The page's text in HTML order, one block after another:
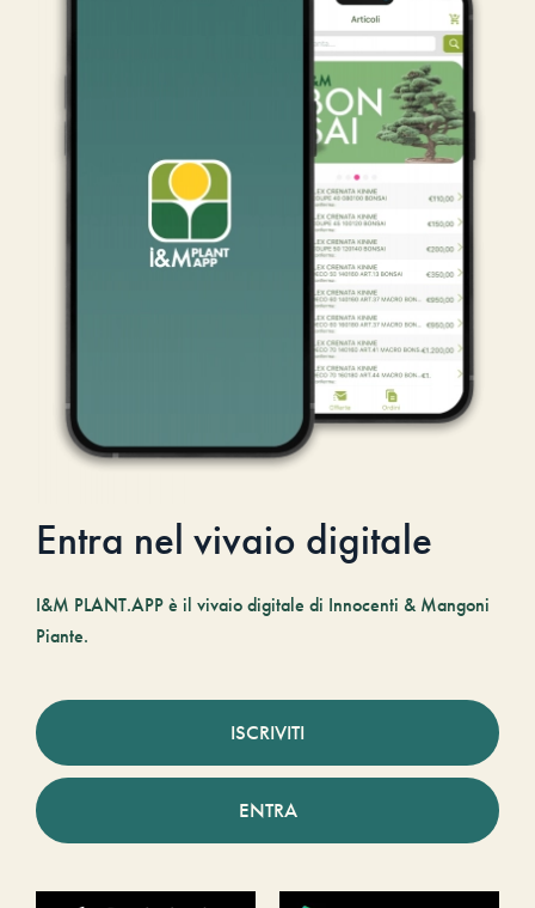
Entra nel vivaio digitale
I&M PLANT.APP è il vivaio digitale di Innocenti & Mangoni
Piante.
ISCRIVITI
ENTRA